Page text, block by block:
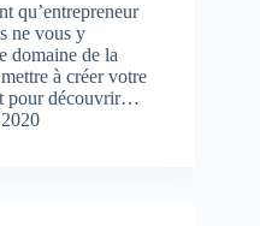
qu’entrepreneur
ne vous y
domaine de la
à créer votre
pour découvrir…